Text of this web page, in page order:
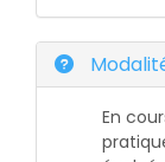
En